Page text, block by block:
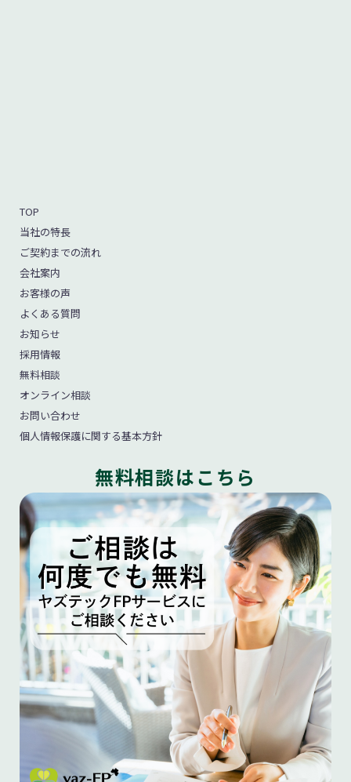
TOP
当社の特長
ご契約までの流れ
会社案内
お客様の声
よくある質問
お知らせ
採用情報
無料相談
オンライン相談
お問い合わせ
個人情報保護に関する基本方針
無料相談はこちら